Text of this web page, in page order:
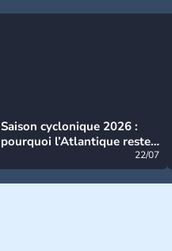
Saison cyclonique 2026 :
pourquoi l’Atlantique reste
22/07